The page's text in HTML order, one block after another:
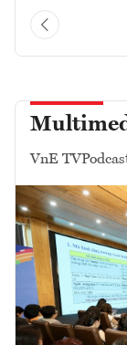
VnE TV